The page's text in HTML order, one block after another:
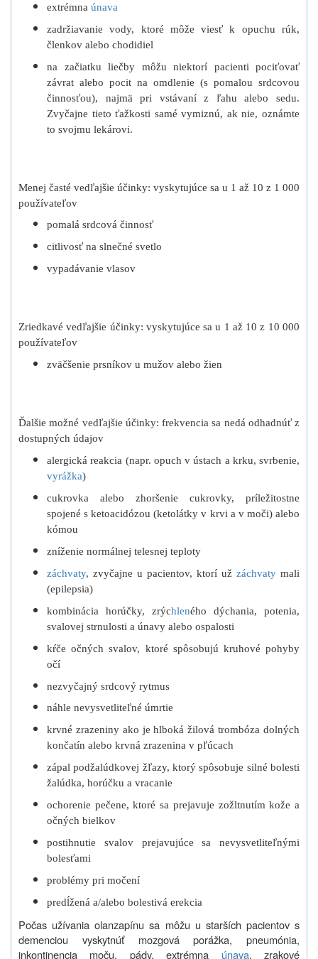
extrémna únava
zadržiavanie vody, ktoré môže viesť k opuchu rúk,
členkov alebo chodidiel
na začiatku liečby môžu niektorí pacienti pociťovať
závrat alebo pocit na omdlenie (s pomalou srdcovou
činnosťou), najmä pri vstávaní z ľahu alebo sedu.
Zvyčajne tieto ťažkosti samé vymiznú, ak nie, oznámte
to svojmu lekárovi.
Menej časté vedľajšie účinky: vyskytujúce sa u 1 až 10 z 1 000
používateľov
pomalá srdcová činnosť
citlivosť na slnečné svetlo
vypadávanie vlasov
Zriedkavé vedľajšie účinky: vyskytujúce sa u 1 až 10 z 10 000
používateľov
zväčšenie prsníkov u mužov alebo žien
Ďalšie možné vedľajšie účinky: frekvencia sa nedá odhadnúť z
dostupných údajov
alergická reakcia (napr. opuch v ústach a krku, svrbenie,
vyrážka)
cukrovka alebo zhoršenie cukrovky, príležitostne
spojené s ketoacidózou (ketolátky v krvi a v moči) alebo
kómou
zníženie normálnej telesnej teploty
záchvaty, zvyčajne u pacientov, ktorí už záchvaty mali
(epilepsia)
kombinácia horúčky, zrýchleného dýchania, potenia,
svalovej strnulosti a únavy alebo ospalosti
kŕče očných svalov, ktoré spôsobujú kruhové pohyby
očí
nezvyčajný srdcový rytmus
náhle nevysvetliteľné úmrtie
krvné zrazeniny ako je hlboká žilová trombóza dolných
končatín alebo krvná zrazenina v pľúcach
zápal podžalúdkovej žľazy, ktorý spôsobuje silné bolesti
žalúdka, horúčku a vracanie
ochorenie pečene, ktoré sa prejavuje zožltnutím kože a
očných bielkov
postihnutie svalov prejavujúce sa nevysvetliteľnými
bolesťami
problémy pri močení
predĺžená a/alebo bolestivá erekcia
Počas užívania olanzapínu sa môžu u starších pacientov s
demenciou vyskytnúť mozgová porážka, pneumónia,
inkontinencia moču, pády, extrémna únava, zrakové